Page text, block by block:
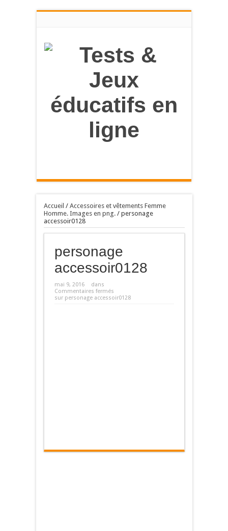
Accueil / Accessoires et vêtements Femme
Homme. Images en png./ personage
accessoir0128
personage
accessoir0128
mai 9, 2016
dans
Commentaires fermés
sur personage accessoir0128